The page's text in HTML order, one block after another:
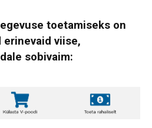
toetamiseks on
erinevaid viise,
sobivaim: